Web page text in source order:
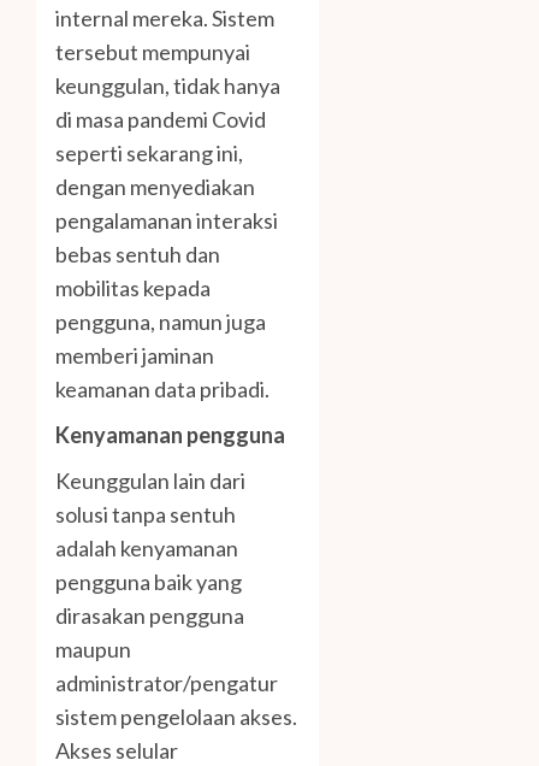
internal mereka. Sistem
tersebut mempunyai
keunggulan, tidak hanya
di masa pandemi Covid
seperti sekarang ini,
dengan menyediakan
pengalamanan interaksi
bebas sentuh dan
mobilitas kepada
pengguna, namun juga
memberi jaminan
keamanan data pribadi.
Kenyamanan pengguna
Keunggulan lain dari
solusi tanpa sentuh
adalah kenyamanan
pengguna baik yang
dirasakan pengguna
maupun
administrator/pengatur
sistem pengelolaan akses.
Akses selular